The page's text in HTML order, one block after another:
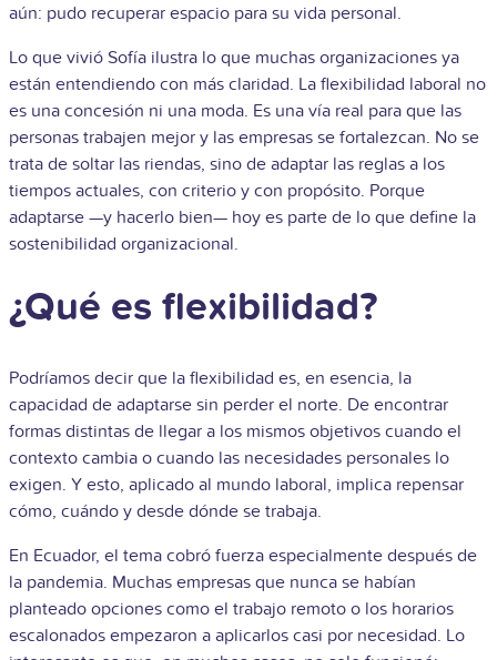
aún: pudo recuperar espacio para su vida personal.
Lo que vivió Sofía ilustra lo que muchas organizaciones ya
están entendiendo con más claridad. La flexibilidad laboral no
es una concesión ni una moda. Es una vía real para que las
personas trabajen mejor y las empresas se fortalezcan. No se
trata de soltar las riendas, sino de adaptar las reglas a los
tiempos actuales, con criterio y con propósito. Porque
adaptarse —y hacerlo bien— hoy es parte de lo que define la
sostenibilidad organizacional.
¿Qué es flexibilidad?
Podríamos decir que la flexibilidad es, en esencia, la
capacidad de adaptarse sin perder el norte. De encontrar
formas distintas de llegar a los mismos objetivos cuando el
contexto cambia o cuando las necesidades personales lo
exigen. Y esto, aplicado al mundo laboral, implica repensar
cómo, cuándo y desde dónde se trabaja.
En Ecuador, el tema cobró fuerza especialmente después de
la pandemia. Muchas empresas que nunca se habían
planteado opciones como el trabajo remoto o los horarios
escalonados empezaron a aplicarlos casi por necesidad. Lo